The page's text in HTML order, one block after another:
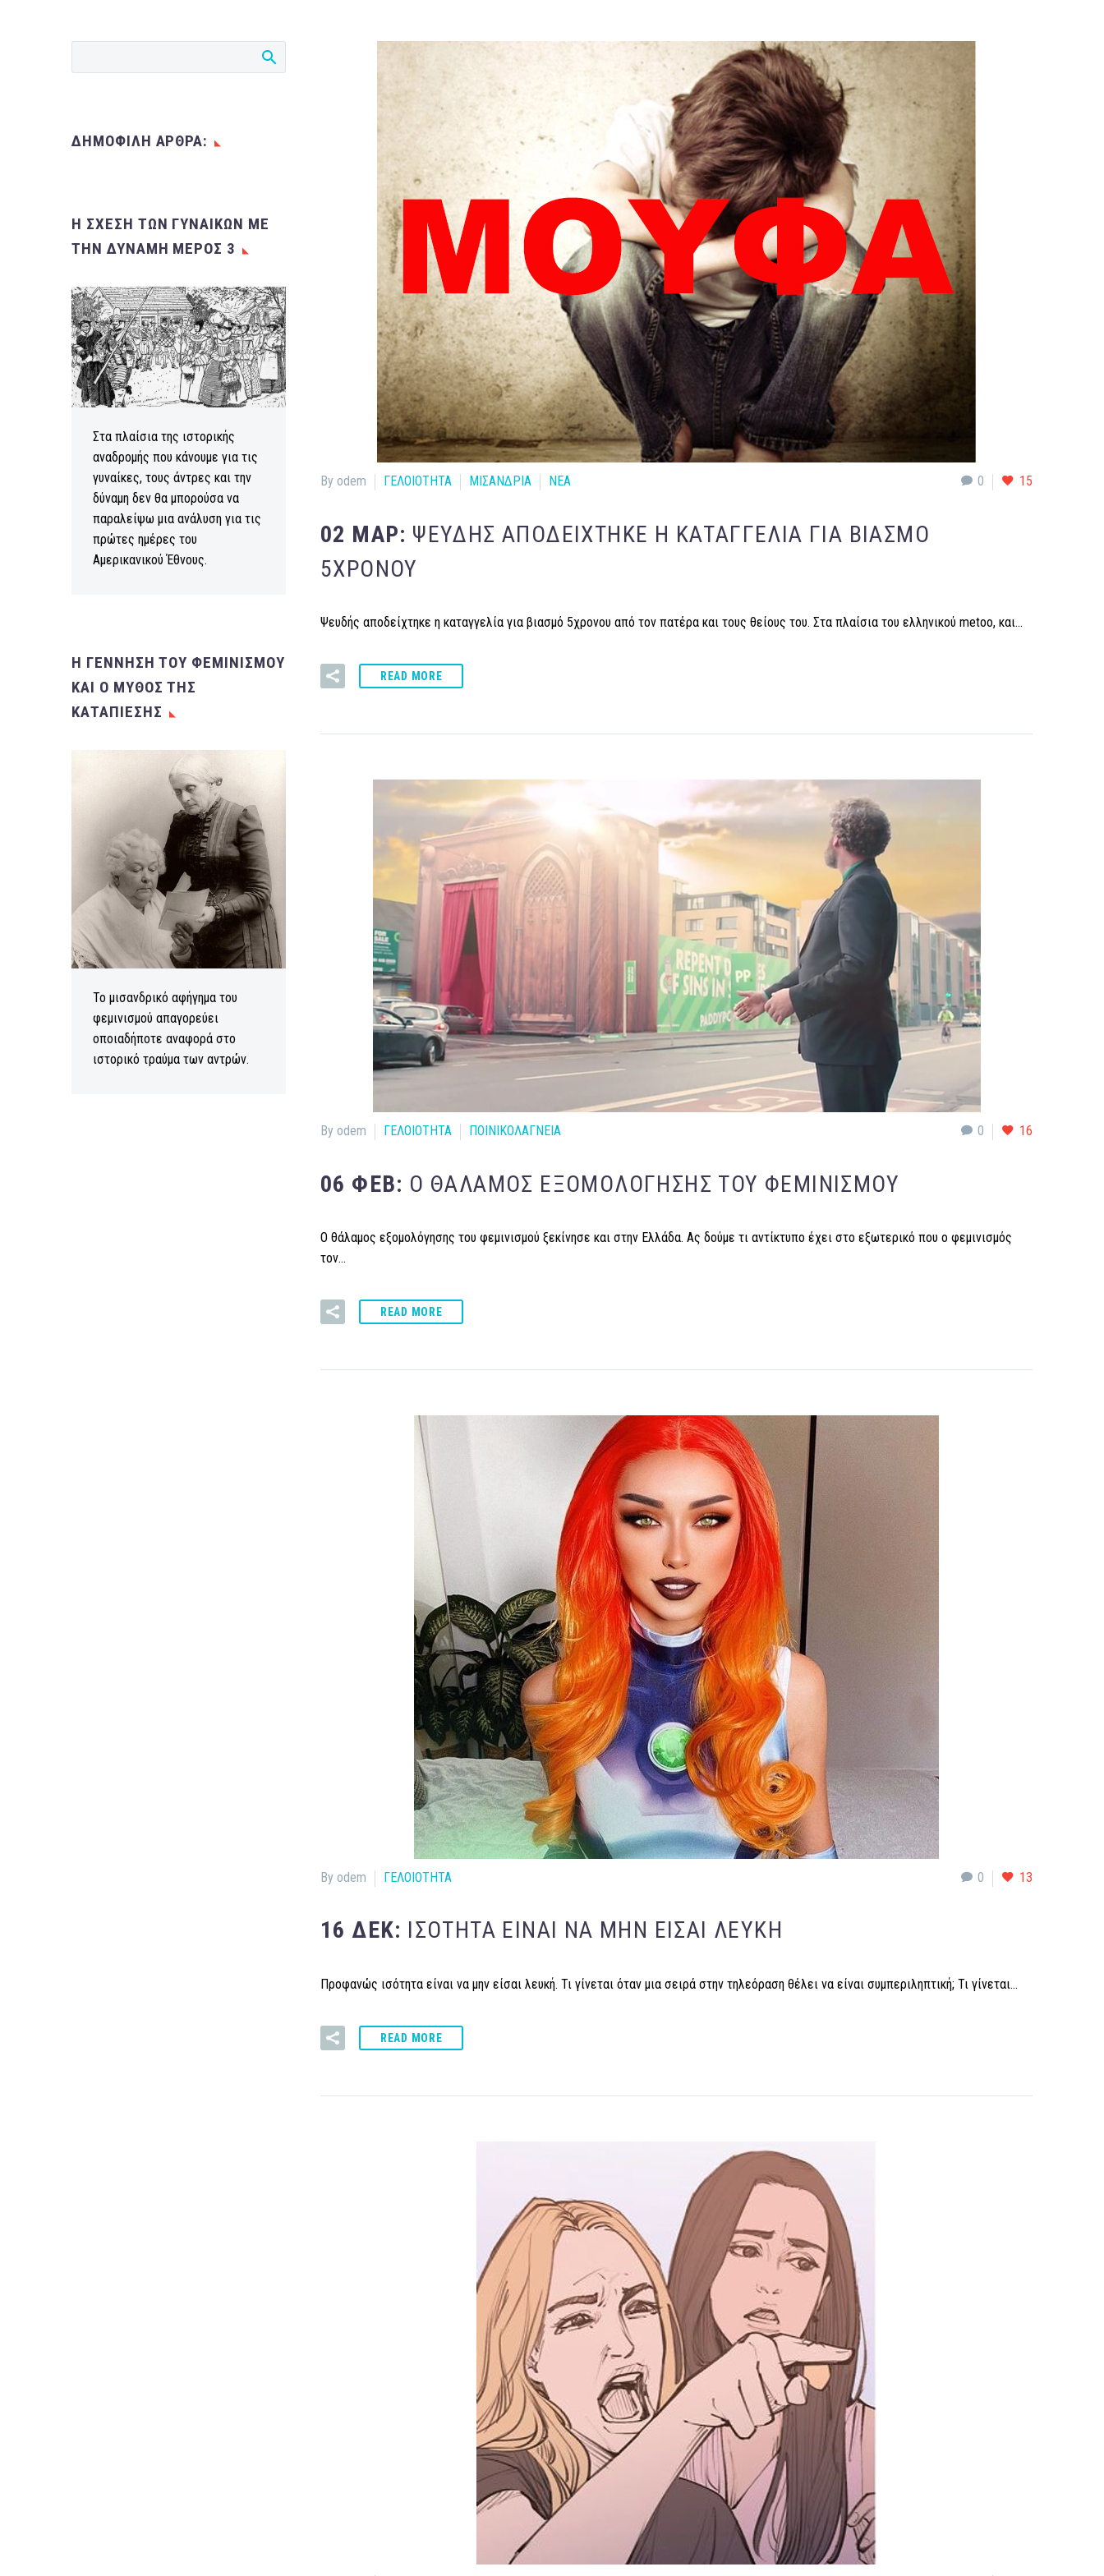
0 15
By odem ΓΕΛΟΙΟΤΗΤΑ ΜΙΣΑΝΔΡΙΑ ΝΕΑ
02 ΜΑΡ: ΨΕΥΔΉΣ ΑΠΟΔΕΊΧΤΗΚΕ Η ΚΑΤΑΓΓΕΛΊΑ ΓΙΑ ΒΙΑΣΜΌ
5ΧΡΟΝΟΥ
Ψευδής αποδείχτηκε η καταγγελία για βιασμό 5χρονου από τον πατέρα και τους θείους του. Στα πλαίσια του ελληνικού metoo, και…
READ MORE
0 16
By odem ΓΕΛΟΙΟΤΗΤΑ ΠΟΙΝΙΚΟΛΑΓΝΕΙΑ
06 ΦΕΒ: Ο ΘΆΛΑΜΟΣ ΕΞΟΜΟΛΌΓΗΣΗΣ ΤΟΥ ΦΕΜΙΝΙΣΜΟΎ
Ο θάλαμος εξομολόγησης του φεμινισμού ξεκίνησε και στην Ελλάδα. Ας δούμε τι αντίκτυπο έχει στο εξωτερικό που ο φεμινισμός
τον…
READ MORE
0 13
By odem ΓΕΛΟΙΟΤΗΤΑ
16 ΔΕΚ: ΙΣΌΤΗΤΑ ΕΊΝΑΙ ΝΑ ΜΗΝ ΕΊΣΑΙ ΛΕΥΚΉ
Προφανώς ισότητα είναι να μην είσαι λευκή. Τι γίνεται όταν μια σειρά στην τηλεόραση θέλει να είναι συμπεριληπτική; Τι γίνεται…
READ MORE
ΔΗΜΟΦΙΛΗ ΑΡΘΡΑ:
Η ΣΧΈΣΗ ΤΩΝ ΓΥΝΑΙΚΏΝ ΜΕ
ΤΗΝ ΔΎΝΑΜΗ ΜΈΡΟΣ 3
Στα πλαίσια της ιστορικής
αναδρομής που κάνουμε για τις
γυναίκες, τους άντρες και την
δύναμη δεν θα μπορούσα να
παραλείψω μια ανάλυση για τις
πρώτες ημέρες του
Αμερικανικού Έθνους.
Η ΓΕΝΝΗΣΗ ΤΟΥ ΦΕΜΙΝΙΣΜΟΥ
ΚΑΙ Ο ΜΥΘΟΣ ΤΗΣ
ΚΑΤΑΠΙΕΣΗΣ
Το μισανδρικό αφήγημα του
φεμινισμού απαγορεύει
οποιαδήποτε αναφορά στο
ιστορικό τραύμα των αντρών.